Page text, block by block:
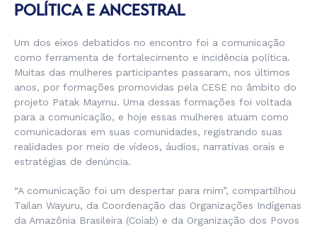
POLÍTICA E ANCESTRAL
Um dos eixos debatidos no encontro foi a comunicação
como ferramenta de fortalecimento e incidência política.
Muitas das mulheres participantes passaram, nos últimos
anos, por formações promovidas pela CESE no âmbito do
projeto Patak Maymu. Uma dessas formações foi voltada
para a comunicação, e hoje essas mulheres atuam como
comunicadoras em suas comunidades, registrando suas
realidades por meio de vídeos, áudios, narrativas orais e
estratégias de denúncia.
“A comunicação foi um despertar para mim”, compartilhou
Tailan Wayuru, da Coordenação das Organizações Indígenas
da Amazônia Brasileira (Coiab) e da Organização dos Povos